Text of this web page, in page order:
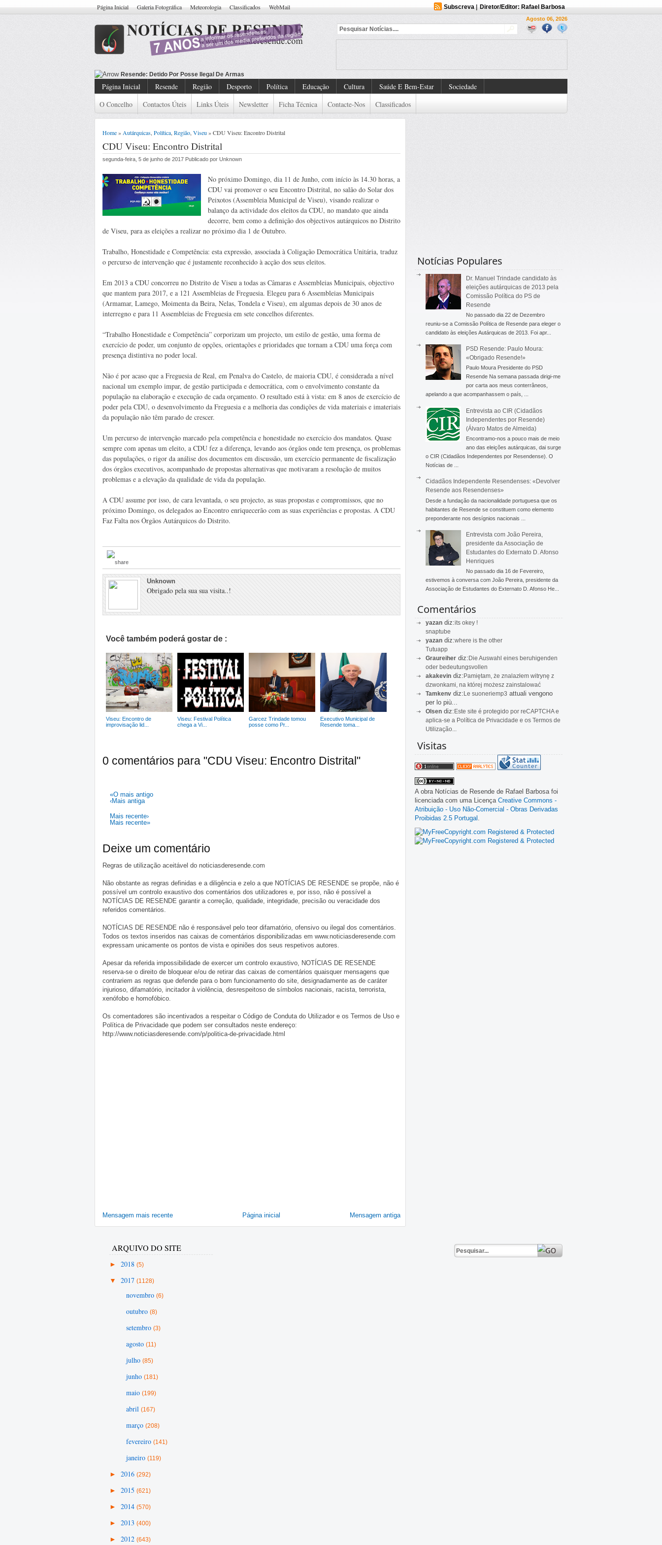
Página Inicial Galeria Fotográfica Meteorologia Classificados WebMail Subscreva| Diretor/Editor: Rafael Barbosa
Agosto 06, 2026
Resende: D
Página Inicial Resende Região Desporto Política Educação Cultura Saúde E Bem-Estar
Sociedade
O Concelho
Contactos Úteis Links Úteis Newsletter Ficha Técnica Contacte-Nos Classificados
Home» Autárquicas Política Região Viseu » CDU Viseu: Encontro Distrital
CDU Viseu: Encontro Distrital
segunda-feira, 5 de junho de 2017 Publicado por Unknown
No próximo Domingo, dia 11 de Junho, com início às 14.30 horas, a
CDU vai promover o seu Encontro Distrital, no salão do Solar dos
Peixotos (Assembleia Municipal de Viseu), visando realizar o
balanço da actividade dos eleitos da CDU, no mandato que ainda
decorre, bem como a definição dos objectivos autárquicos no Distrito
de Viseu, para as eleições a realizar no próximo dia 1 de Outubro.
Trabalho, Honestidade e Competência: esta expressão, associada à Coligação Democrática Unitária, traduz
o percurso de intervenção que é justamente reconhecido à acção dos seus eleitos.
Em 2013 a CDU concorreu no Distrito de Viseu a todas as Câmaras e Assembleias Municipais, objectivo
que mantem para 2017, e a 121 Assembleias de Freguesia. Elegeu para 6 Assembleias Municipais
(Armamar, Lamego, Moimenta da Beira, Nelas, Tondela e Viseu), em algumas depois de 30 anos de
interregno e para 11 Assembleias de Freguesia em sete concelhos diferentes.
“Trabalho Honestidade e Competência” corporizam um projecto, um estilo de gestão, uma forma de
exercício de poder, um conjunto de opções, orientações e prioridades que tornam a CDU uma força com
presença distintiva no poder local.
Não é por acaso que a Freguesia de Real, em Penalva do Castelo, de maioria CDU, é considerada a nível
nacional um exemplo impar, de gestão participada e democrática, com o envolvimento constante da
população na elaboração e execução de cada orçamento. O resultado está à vista: em 8 anos de exercício de
poder pela CDU, o desenvolvimento da Freguesia e a melhoria das condições de vida materiais e imateriais
da população não têm parado de crescer.
Um percurso de intervenção marcado pela competência e honestidade no exercício dos mandatos. Quase
sempre com apenas um eleito, a CDU fez a diferença, levando aos órgãos onde tem presença, os problemas
das populações, o rigor da análise dos documentos em discussão, um exercício permanente de fiscalização
dos órgãos executivos, acompanhado de propostas alternativas que motivaram a resolução de muitos
problemas e a elevação da qualidade de vida da população.
A CDU assume por isso, de cara levantada, o seu projecto, as suas propostas e compromissos, que no
próximo Domingo, os delegados ao Encontro enriquecerão com as suas experiências e propostas. A CDU
Faz Falta nos Órgãos Autárquicos do Distrito.
Unknown
Obrigado pela sua sua visita..!
Você também poderá gostar de :
Viseu: Encontro de
improvisação lid...
Viseu: Festival Política
chega a Vi...
Garcez Trindade tomou
posse como Pr...
Executivo Municipal de
Resende toma...
0 comentários para "CDU Viseu: Encontro Distrital"
«O mais antigo
‹Mais antiga
Mais recente›
Mais recente»
Deixe um comentário
Regras de utilização aceitável do noticiasderesende.com
Não obstante as regras definidas e a diligência e zelo a que NOTÍCIAS DE RESENDE se propõe, não é
possível um controlo exaustivo dos comentários dos utilizadores e, por isso, não é possível a
NOTÍCIAS DE RESENDE garantir a correção, qualidade, integridade, precisão ou veracidade dos
referidos comentários.
NOTÍCIAS DE RESENDE não é responsável pelo teor difamatório, ofensivo ou ilegal dos comentários.
Todos os textos inseridos nas caixas de comentários disponibilizadas em www.noticiasderesende.com
expressam unicamente os pontos de vista e opiniões dos seus respetivos autores.
Apesar da referida impossibilidade de exercer um controlo exaustivo, NOTÍCIAS DE RESENDE
reserva-se o direito de bloquear e/ou de retirar das caixas de comentários quaisquer mensagens que
contrariem as regras que defende para o bom funcionamento do site, designadamente as de caráter
injurioso, difamatório, incitador à violência, desrespeitoso de símbolos nacionais, racista, terrorista,
xenófobo e homofóbico.
Os comentadores são incentivados a respeitar o Código de Conduta do Utilizador e os Termos de Uso e
Política de Privacidade que podem ser consultados neste endereço:
http://www.noticiasderesende.com/p/politica-de-privacidade.html
Mensagem mais recente Mensagem antiga
Página inicial
Notícias Populares
Dr. Manuel Trindade candidato às
eleições autárquicas de 2013 pela
Comissão Política do PS de
Resende
No passado dia 22 de Dezembro
reuniu-se a Comissão Política de Resende para eleger o
candidato às eleições Autárquicas de 2013. Foi apr...
PSD Resende: Paulo Moura:
«Obrigado Resende!»
Paulo Moura Presidente do PSD
Resende Na semana passada dirigi-me
por carta aos meus conterrâneos,
apelando a que acompanhassem o país, ...
Entrevista ao CIR (Cidadãos
Independentes por Resende)
(Álvaro Matos de Almeida)
Encontramo-nos a pouco mais de meio
ano das eleições autárquicas, dai surge
o CIR (Cidadãos Independentes por Resendense). O
Notícias de ...
Cidadãos Independente Resendenses: «Devolver
Resende aos Resendenses»
Desde a fundação da nacionalidade portuguesa que os
habitantes de Resende se constituem como elemento
preponderante nos desígnios nacionais ...
Entrevista com João Pereira,
presidente da Associação de
Estudantes do Externato D. Afonso
Henriques
No passado dia 16 de Fevereiro,
estivemos à conversa com João Pereira, presidente da
Associação de Estudantes do Externato D. Afonso He...
Comentários
yazan diz:its okey !
snaptube
yazan diz:where is the other
Tutuapp
Graureiher diz:Die Auswahl eines beruhigenden
oder bedeutungsvollen
akakevin diz:Pamiętam, że znalazłem witrynę z
dzwonkami, na której możesz zainstalować
Tamkenv diz:Le suoneriemp3 attuali vengono
per lo più...
Olsen diz:Este site é protegido por reCAPTCHA e
aplica-se a Política de Privacidade e os Termos de
Utilização...
Visitas
A obra Notícias de Resende de Rafael Barbosa foi
licenciada com uma Licença Creative Commons -
Atribuição - Uso Não-Comercial - Obras Derivadas
Proibidas 2.5 Portugal
ARQUIVO DO SITE
► 2018 (5)
▼ 2017 (1128)
novembro (6)
outubro (8)
setembro (3)
agosto (11)
julho (85)
junho (181)
maio (199)
abril (167)
março (208)
fevereiro (141)
janeiro (119)
► 2016 (292)
► 2015 (621)
► 2014 (570)
► 2013 (400)
► 2012 (643)